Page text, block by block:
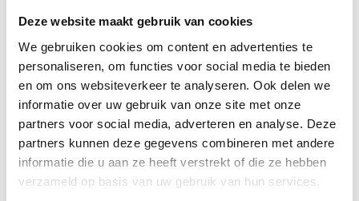
Deze website maakt gebruik van cookies
We gebruiken cookies om content en advertenties te
personaliseren, om functies voor social media te bieden
en om ons websiteverkeer te analyseren. Ook delen we
informatie over uw gebruik van onze site met onze
partners voor social media, adverteren en analyse. Deze
partners kunnen deze gegevens combineren met andere
informatie die u aan ze heeft verstrekt of die ze hebben
verzameld op basis van uw gebruik van hun services.
399 199
een dag
949 699